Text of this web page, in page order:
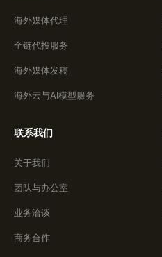
海外媒体代理
全链代投服务
海外媒体发稿
海外云与AI模型服务
联系我们
关于我们
团队与办公室
业务洽谈
商务合作